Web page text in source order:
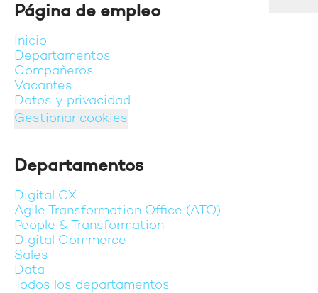
Página de empleo
Inicio
Departamentos
Compañeros
Vacantes
Datos y privacidad
Gestionar cookies
Departamentos
Digital CX
Agile Transformation Office (ATO)
People & Transformation
Digital Commerce
Sales
Data
Todos los departamentos